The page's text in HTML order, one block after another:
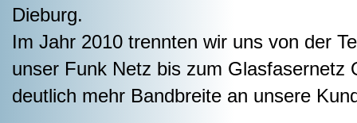
Dieburg.
Im Jahr 2010 trennten wir uns von der
unser Funk Netz bis zum Glasfasernetz
deutlich mehr Bandbreite an unsere